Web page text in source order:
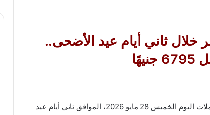
ثاني أيام عيد الأضحى..
شهدت أسعار الذهب في مصر حالة من الاستقرار خلال تعاملات اليوم الخميس 28 مايو 2026، الموافق ثاني أيام عيد